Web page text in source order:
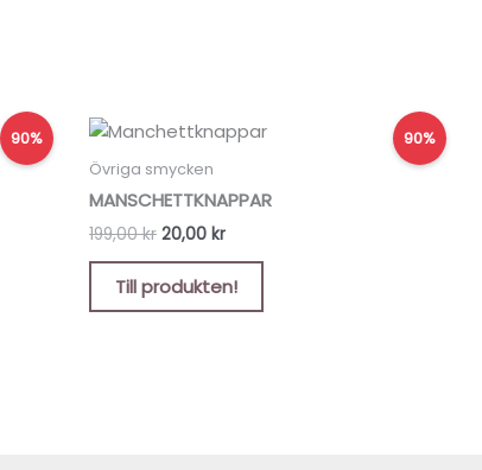
90% 90%
Övriga smycken
MANSCHETTKNAPPAR
199,00kr
Det
ursprungliga
priset
199,00 kr.
20,00 kr
Det
nuvarande
20,00 kr.
Till produkten!